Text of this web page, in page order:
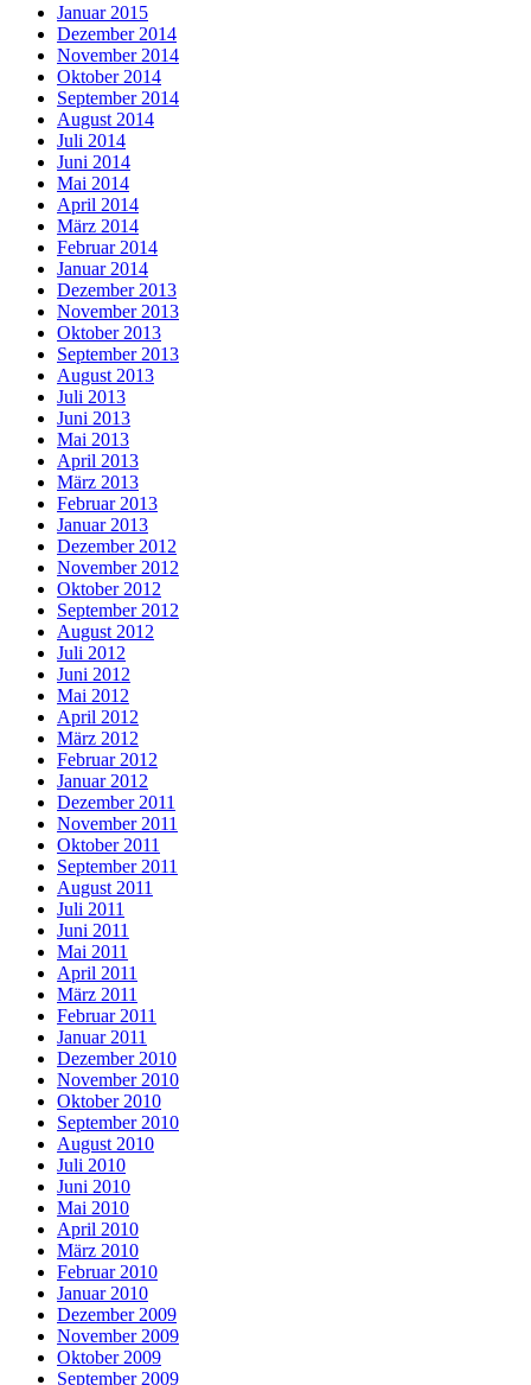
Januar 2015
Dezember 2014
November 2014
Oktober 2014
September 2014
August 2014
Juli 2014
Juni 2014
Mai 2014
April 2014
März 2014
Februar 2014
Januar 2014
Dezember 2013
November 2013
Oktober 2013
September 2013
August 2013
Juli 2013
Juni 2013
Mai 2013
April 2013
März 2013
Februar 2013
Januar 2013
Dezember 2012
November 2012
Oktober 2012
September 2012
August 2012
Juli 2012
Juni 2012
Mai 2012
April 2012
März 2012
Februar 2012
Januar 2012
Dezember 2011
November 2011
Oktober 2011
September 2011
August 2011
Juli 2011
Juni 2011
Mai 2011
April 2011
März 2011
Februar 2011
Januar 2011
Dezember 2010
November 2010
Oktober 2010
September 2010
August 2010
Juli 2010
Juni 2010
Mai 2010
April 2010
März 2010
Februar 2010
Januar 2010
Dezember 2009
November 2009
Oktober 2009
September 2009